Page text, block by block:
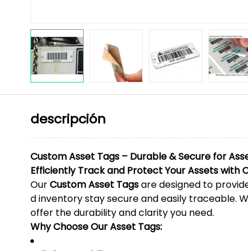
descripción
Custom Asset Tags – Durable & Secure for
Efficiently Track and Protect Your Assets with
OurCustom Asset Tagsare designed to
d inventory stay secure and easily traceable.
offer the durability and clarity you need.
Why Choose Our Asset Tags: